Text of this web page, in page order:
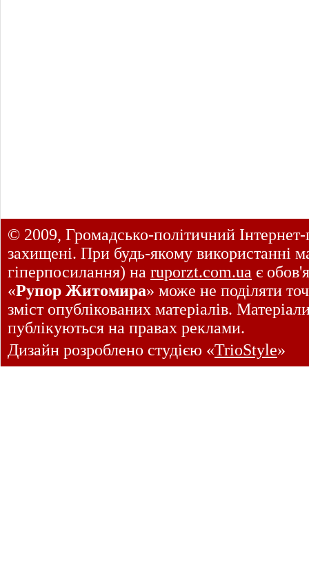
© 2009, Громадсько-політичний
захищені. При будь-якому використанні
гіперпосилання) на ruporzt.com.ua є
«Рупор Житомира» може не поділяти
зміст опублікованих матеріалів.
публікуються на правах реклами.
Дизайн розроблено студією «TrioStyle»